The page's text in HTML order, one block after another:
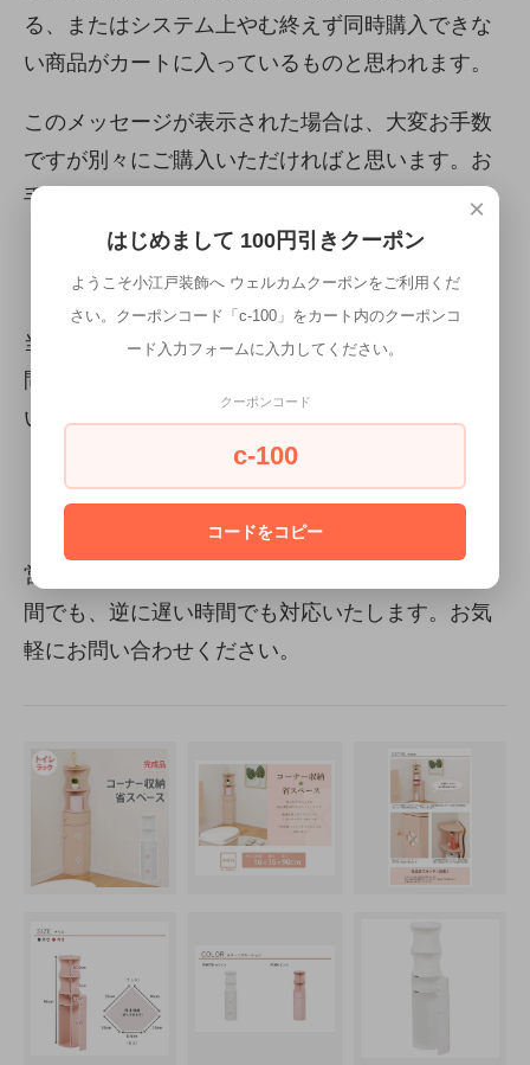
る、またはシステム上やむ終えず同時購入できな
い商品がカートに入っているものと思われます。
このメッセージが表示された場合は、大変お手数
ですが別々にご購入いただければと思います。お
手数をお掛けし申し訳ありません。
当店へのお問い合わせも大歓迎です。
当店へのお問い合わせも大歓迎です。お電話、お
問い合わせフォームどちらからでもお気軽にお問
い合わせください。
営業時間は8:00~21:00ですが、少しくらい早い時
間でも、逆に遅い時間でも対応いたします。お気
軽にお問い合わせください。
×
はじめまして 100円引きクーポン
ようこそ小江戸装飾へ ウェルカムクーポンをご利用くだ
さい。クーポンコード「c-100」をカート内のクーポンコ
ード入力フォームに入力してください。
クーポンコード
c-100
コードをコピー